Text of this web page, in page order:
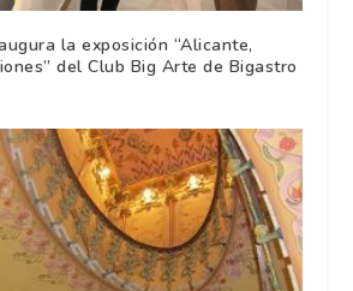
la exposición “Alicante,
del Club Big Arte de Bigastro